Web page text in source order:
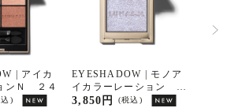
| アイカ
ンＮ ２４
)
EYESHADOW | モノア
イカラーレーション Ｅ
Ｘ１８
(税込)
3,850円